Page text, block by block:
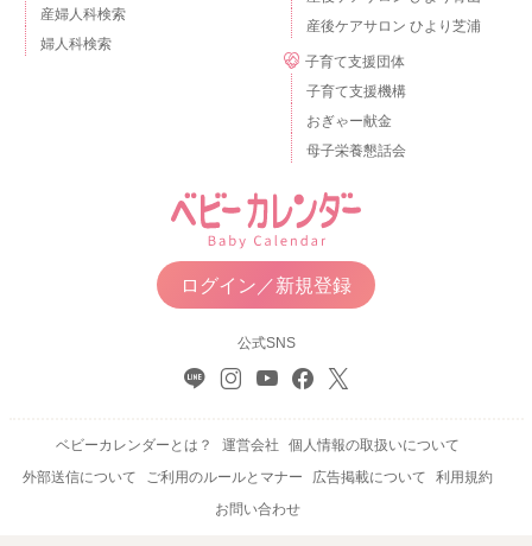
産婦人科検索
婦人科検索
産後ケアサロン ひより芝浦
子育て支援団体
子育て支援機構
おぎゃー献金
母子栄養懇話会
ログイン／新規登録
公式SNS
ベビーカレンダーとは？ 運営会社
個人情報の取扱いについて
外部送信について
ご利用のルールとマナー 広告掲載について
利用規約
お問い合わせ